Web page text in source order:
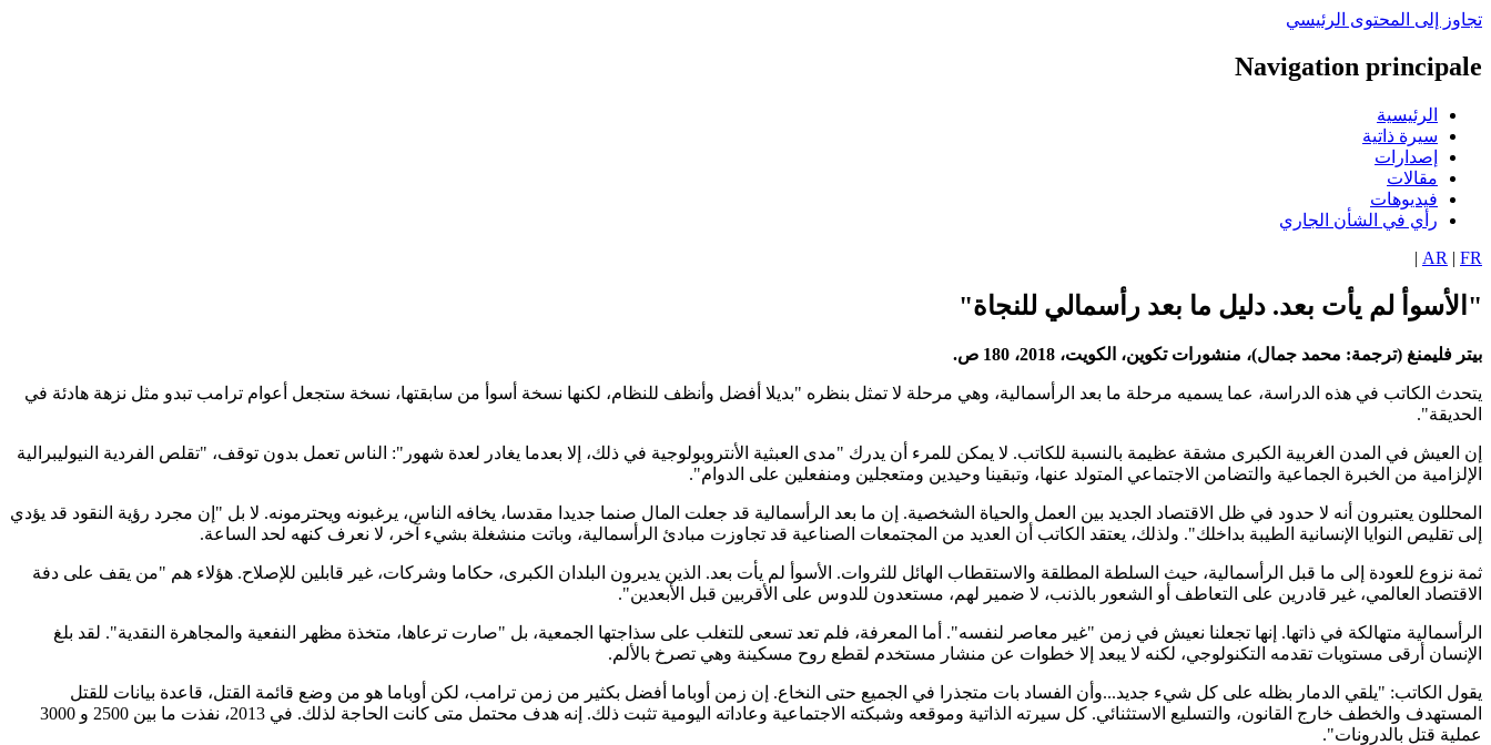
تجاوز إلى المحتوى الرئيسي
Navigation principale
الرئيسية
سيرة ذاتية
إصدارات
مقالات
فيديوهات
رأي في الشأن الجاري
AR | FR
|
"الأسوأ لم يأت بعد. دليل ما بعد رأسمالي للنجاة"
بيتر فليمنغ (ترجمة: محمد جمال)، منشورات تكوين، الكويت، 2018، 180 ص.
يتحدث الكاتب في هذه الدراسة، عما يسميه مرحلة ما بعد الرأسمالية، وهي مرحلة لا تمثل بنظره "بديلا أفضل وأنظف للنظام، لكنها نسخة أسوأ من سابقتها، نسخة ستجعل أعوام ترامب تبدو مثل نزهة هادئة في
الحديقة".
إن العيش في المدن الغربية الكبرى مشقة عظيمة بالنسبة للكاتب. لا يمكن للمرء أن يدرك "مدى العبثية الأنتروبولوجية في ذلك، إلا بعدما يغادر لعدة شهور": الناس تعمل بدون توقف، "تقلص الفردية النيوليبرالية
الإلزامية من الخبرة الجماعية والتضامن الاجتماعي المتولد عنها، وتبقينا وحيدين ومتعجلين ومنفعلين على الدوام".
المحللون يعتبرون أنه لا حدود في ظل الاقتصاد الجديد بين العمل والحياة الشخصية. إن ما بعد الرأسمالية قد جعلت المال صنما جديدا مقدسا، يخافه الناس، يرغبونه ويحترمونه. لا بل "إن مجرد رؤية النقود قد يؤدي
إلى تقليص النوايا الإنسانية الطيبة بداخلك". ولذلك، يعتقد الكاتب أن العديد من المجتمعات الصناعية قد تجاوزت مبادئ الرأسمالية، وباتت منشغلة بشيء آخر، لا نعرف كنهه لحد الساعة.
ثمة نزوع للعودة إلى ما قبل الرأسمالية، حيث السلطة المطلقة والاستقطاب الهائل للثروات. الأسوأ لم يأت بعد. الذين يديرون البلدان الكبرى، حكاما وشركات، غير قابلين للإصلاح. هؤلاء هم "من يقف على دفة
الاقتصاد العالمي، غير قادرين على التعاطف أو الشعور بالذنب، لا ضمير لهم، مستعدون للدوس على الأقربين قبل الأبعدين".
الرأسمالية متهالكة في ذاتها. إنها تجعلنا نعيش في زمن "غير معاصر لنفسه". أما المعرفة، فلم تعد تسعى للتغلب على سذاجتها الجمعية، بل "صارت ترعاها، متخذة مظهر النفعية والمجاهرة النقدية". لقد بلغ
الإنسان أرقى مستويات تقدمه التكنولوجي، لكنه لا يبعد إلا خطوات عن منشار مستخدم لقطع روح مسكينة وهي تصرخ بالألم.
يقول الكاتب: "يلقي الدمار بظله على كل شيء جديد...وأن الفساد بات متجذرا في الجميع حتى النخاع. إن زمن أوباما أفضل بكثير من زمن ترامب، لكن أوباما هو من وضع قائمة القتل، قاعدة بيانات للقتل
المستهدف والخطف خارج القانون، والتسليع الاستثنائي. كل سيرته الذاتية وموقعه وشبكته الاجتماعية وعاداته اليومية تثبت ذلك. إنه هدف محتمل متى كانت الحاجة لذلك. في 2013، نفذت ما بين 2500 و 3000
عملية قتل بالدرونات".